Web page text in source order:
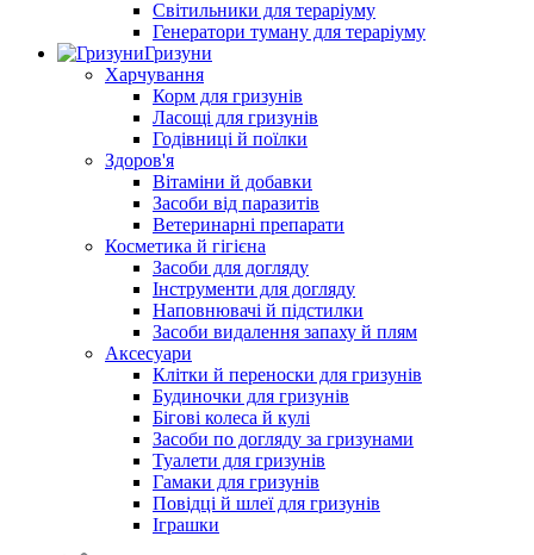
Світильники для тераріуму
Генератори туману для тераріуму
Гризуни
Харчування
Корм для гризунів
Ласощі для гризунів
Годівниці й поїлки
Здоров'я
Вітаміни й добавки
Засоби від паразитів
Ветеринарні препарати
Косметика й гігієна
Засоби для догляду
Інструменти для догляду
Наповнювачі й підстилки
Засоби видалення запаху й плям
Аксесуари
Клітки й переноски для гризунів
Будиночки для гризунів
Бігові колеса й кулі
Засоби по догляду за гризунами
Туалети для гризунів
Гамаки для гризунів
Повідці й шлеї для гризунів
Іграшки